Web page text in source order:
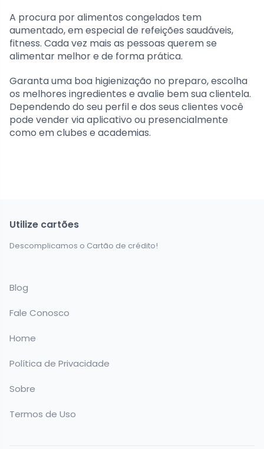
A procura por alimentos congelados tem
aumentado, em especial de refeições saudáveis,
fitness. Cada vez mais as pessoas querem se
alimentar melhor e de forma prática.
Garanta uma boa higienização no preparo, escolha
os melhores ingredientes e avalie bem sua clientela.
Dependendo do seu perfil e dos seus clientes você
pode vender via aplicativo ou presencialmente
como em clubes e academias.
Utilize cartões
Descomplicamos o Cartão de crédito!
Blog
Fale Conosco
Home
Política de Privacidade
Sobre
Termos de Uso